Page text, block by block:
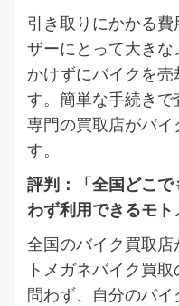
引き取りにかかる
ザーにとって大き
かけずにバイクを
す。簡単な手続き
専門の買取店がバ
す。
評判：「全国どこ
わず利用できるモ
全国のバイク買取
トメガネバイク買
問わず、自分のバ